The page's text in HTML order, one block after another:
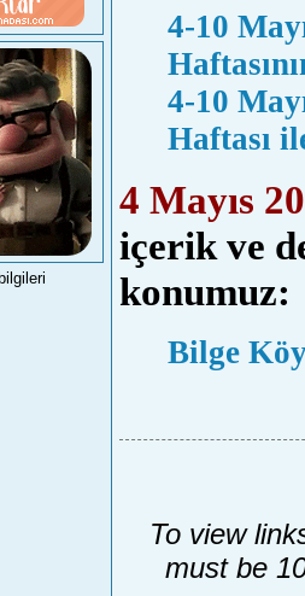
4-10
4-10
Haftası
4 Mayıs
içerik ve
konumuz:
Bilge
To view
must be